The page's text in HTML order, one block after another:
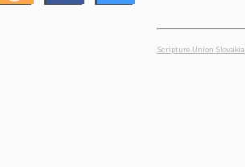
Scripture Union Slovakia